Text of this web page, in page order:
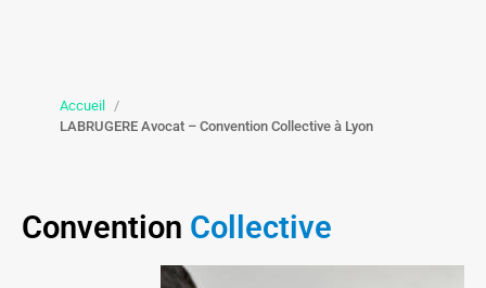
Accueil
/
LABRUGERE Avocat – Convention Collective à Lyon
Convention Collective